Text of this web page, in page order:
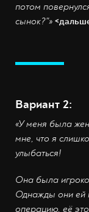
потом
сынок?"»
Вариант 2:
«У меня была
мне, что я
улыбаться!
Она была
Однажды они ей
операцию, её